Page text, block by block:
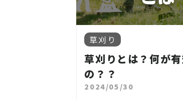
草刈り
草刈りとは？何が
の？？
2024/05/30